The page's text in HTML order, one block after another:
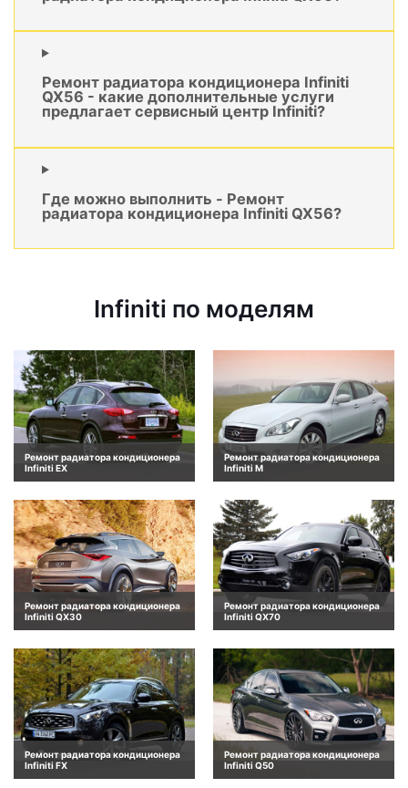
Ремонт радиатора кондиционера Infiniti
QX56 - какие дополнительные услуги
предлагает сервисный центр Infiniti?
Где можно выполнить - Ремонт
радиатора кондиционера Infiniti QX56?
Infiniti по моделям
Ремонт радиатора кондиционера
Infiniti EX
Ремонт радиатора кондиционера
Infiniti M
Ремонт радиатора кондиционера
Infiniti QX30
Ремонт радиатора кондиционера
Infiniti QX70
Ремонт радиатора кондиционера
Infiniti FX
Ремонт радиатора кондиционера
Infiniti Q50